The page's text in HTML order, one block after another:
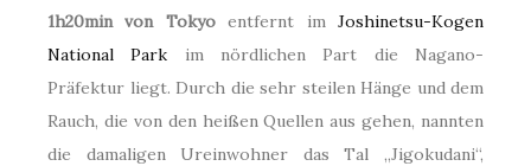
1h20min von Tokyoentfernt imJoshinetsu-Kogen
National Park im nördlichen Part die Nagano-
Präfektur liegt. Durch die sehr steilen Hänge und dem
Rauch, die von den heißen Quellen aus gehen, nannten
die damaligen Ureinwohner das Tal „Jigokudani“,